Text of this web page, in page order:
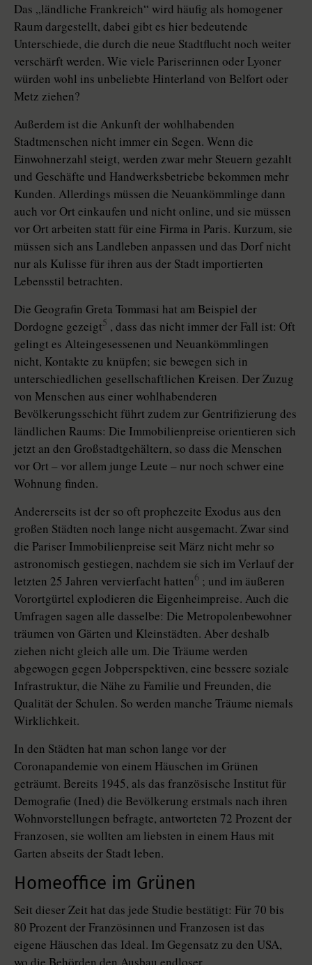
Das „ländliche Frankreich“ wird häufig als homogener
Raum dargestellt, dabei gibt es hier bedeutende
Unterschiede, die durch die neue Stadtflucht noch weiter
verschärft werden. Wie viele Pariserinnen oder Lyoner
würden wohl ins unbeliebte Hinterland von Belfort oder
Metz ziehen?
Außerdem ist die Ankunft der wohlhabenden
Stadtmenschen nicht immer ein Segen. Wenn die
Einwohnerzahl steigt, werden zwar mehr Steuern gezahlt
und Geschäfte und Handwerksbetriebe bekommen mehr
Kunden. Allerdings müssen die Neuankömmlinge dann
auch vor Ort einkaufen und nicht online, und sie müssen
vor Ort arbeiten statt für eine Firma in Paris. Kurzum, sie
müssen sich ans Landleben anpassen und das Dorf nicht
nur als Kulisse für ihren aus der Stadt importierten
Lebensstil betrachten.
Die Geografin Greta Tommasi hat am Beispiel der
Dordogne gezeigt5 , dass das nicht immer der Fall ist: Oft
gelingt es Alteingesessenen und Neuankömmlingen
nicht, Kontakte zu knüpfen; sie bewegen sich in
unterschiedlichen gesellschaftlichen Kreisen. Der Zuzug
von Menschen aus einer wohlhabenderen
Bevölkerungsschicht führt zudem zur Gentrifizierung des
ländlichen Raums: Die Immobilienpreise orientieren sich
jetzt an den Großstadtgehältern, so dass die Menschen
vor Ort – vor allem junge Leute – nur noch schwer eine
Wohnung finden.
Andererseits ist der so oft prophezeite Exodus aus den
großen Städten noch lange nicht ausgemacht. Zwar sind
die Pariser Immobilienpreise seit März nicht mehr so
astronomisch gestiegen, nachdem sie sich im Verlauf der
letzten 25 Jahren vervierfacht hatten6 ; und im äußeren
Vorortgürtel explodieren die Eigenheimpreise. Auch die
Umfragen sagen alle dasselbe: Die Metropolenbewohner
träumen von Gärten und Kleinstädten. Aber deshalb
ziehen nicht gleich alle um. Die Träume werden
abgewogen gegen Jobperspektiven, eine bessere soziale
Infrastruktur, die Nähe zu Familie und Freunden, die
Qualität der Schulen. So werden manche Träume niemals
Wirklichkeit.
In den Städten hat man schon lange vor der
Coronapandemie von einem Häuschen im Grünen
geträumt. Bereits 1945, als das französische Institut für
Demografie (Ined) die Bevölkerung erstmals nach ihren
Wohnvorstellungen befragte, antworteten 72 Prozent der
Franzosen, sie wollten am liebsten in einem Haus mit
Garten abseits der Stadt leben.
Homeoffice im Grünen
Seit dieser Zeit hat das jede Studie bestätigt: Für 70 bis
80 Prozent der Französinnen und Franzosen ist das
eigene Häuschen das Ideal. Im Gegensatz zu den USA,